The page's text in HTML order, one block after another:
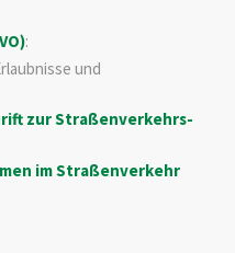
:
und
zur Straßenverkehrs-
im Straßenverkehr